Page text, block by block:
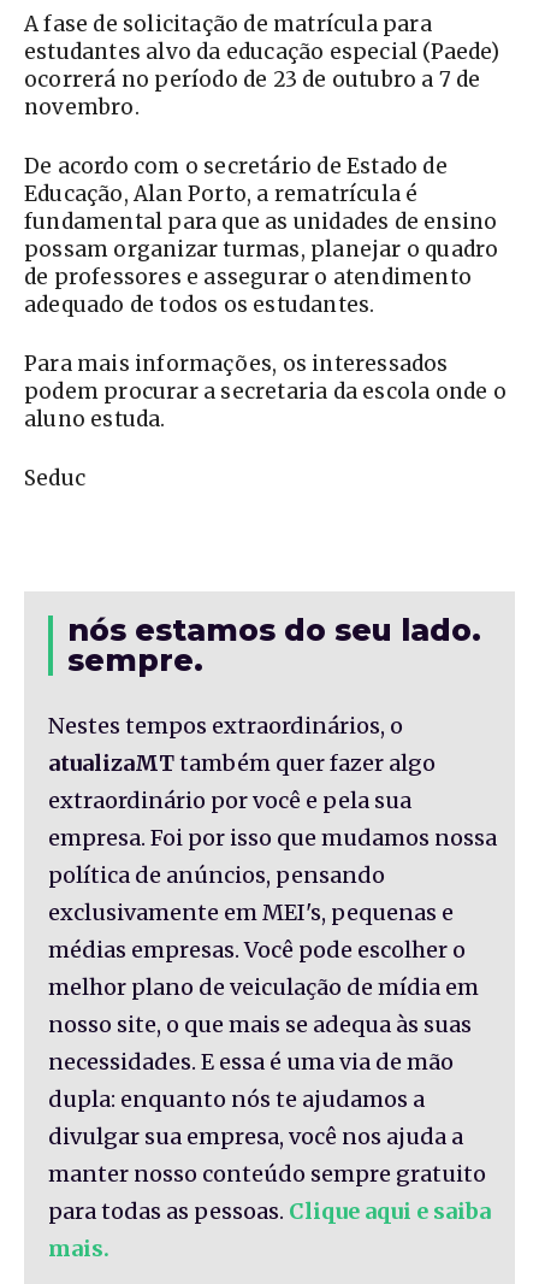
A fase de solicitação de matrícula para
estudantes alvo da educação especial (Paede)
ocorrerá no período de 23 de outubro a 7 de
novembro.
De acordo com o secretário de Estado de
Educação, Alan Porto, a rematrícula é
fundamental para que as unidades de ensino
possam organizar turmas, planejar o quadro
de professores e assegurar o atendimento
adequado de todos os estudantes.
Para mais informações, os interessados
podem procurar a secretaria da escola onde o
aluno estuda.
Seduc
nós estamos do seu lado.
sempre.
Nestes tempos extraordinários, o
atualizaMTtambém quer fazer algo
extraordinário por você e pela sua
empresa. Foi por isso que mudamos nossa
política de anúncios, pensando
exclusivamente em MEI's, pequenas e
médias empresas. Você pode escolher o
melhor plano de veiculação de mídia em
nosso site, o que mais se adequa às suas
necessidades. E essa é uma via de mão
dupla: enquanto nós te ajudamos a
divulgar sua empresa, você nos ajuda a
manter nosso conteúdo sempre gratuito
para todas as pessoas. Clique aqui e saiba
mais.